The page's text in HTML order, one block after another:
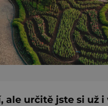
ale určitě jste si už i